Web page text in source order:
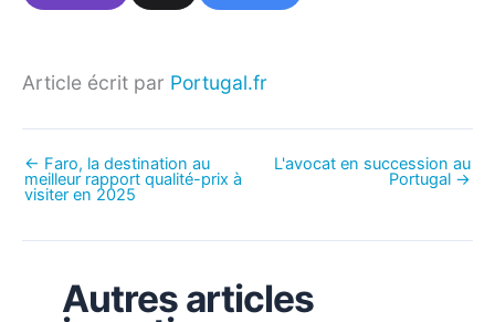
Article écrit par Portugal.fr
← Faro, la destination au
meilleur rapport qualité-prix à
visiter en 2025
L'avocat en succession au
Portugal →
Autres articles